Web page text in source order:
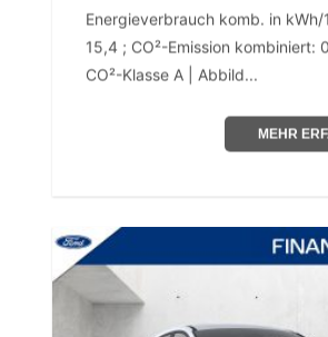
Energieverbrauch komb. in kWh/
15,4 ; CO²-Emission kombiniert:
CO²-Klasse A | Abbild...
MEHR